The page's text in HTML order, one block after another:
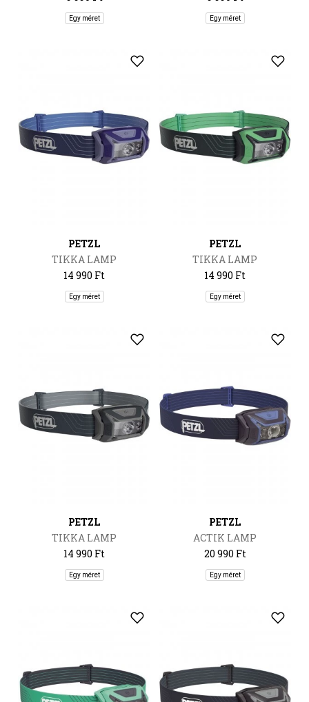
Egy méret Egy méret
PETZL
TIKKA LAMP
14 990 Ft
Egy méret
PETZL
TIKKA LAMP
14 990 Ft
Egy méret
PETZL
TIKKA LAMP
14 990 Ft
Egy méret
PETZL
ACTIK LAMP
20 990 Ft
Egy méret